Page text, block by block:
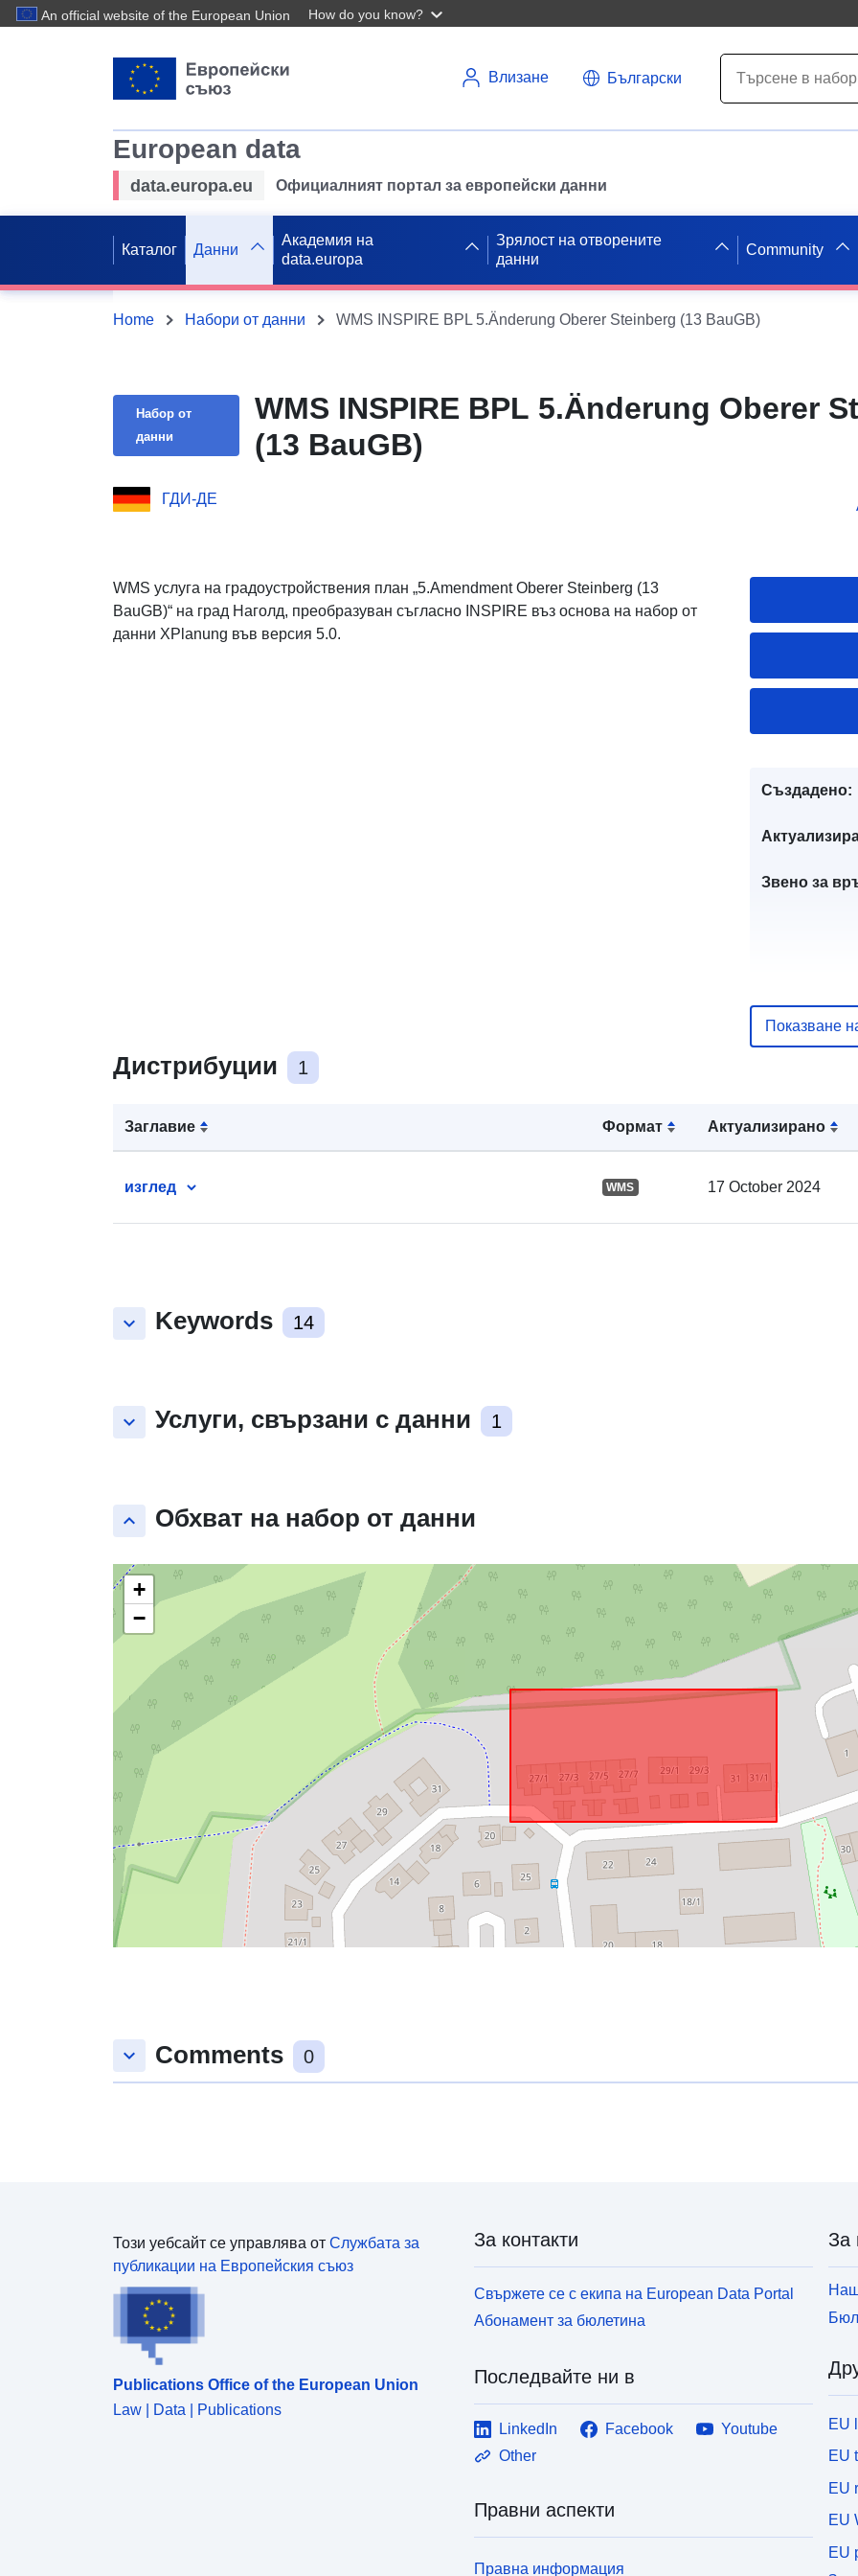
An official website of the European Union How do you know?
Влизане Български
European data
data.europa.eu Официалният портал за европейски данни
Каталог Данни
Академия на
data.europa
Зрялост на отворените
данни
Community
Home Набори от данни WMS INSPIRE BPL 5.Änderung Oberer Steinberg (13 BauGB)
Набор от
данни
WMS INSPIRE BPL 5.Änderung Oberer
(13 BauGB)
ГДИ-ДЕ
WMS услуга на градоустройствения план „5.Amendment Oberer Steinberg (13
BauGB)“ на град Наголд, преобразуван съгласно INSPIRE въз основа на набор от
данни XPlanung във версия 5.0.
Дистрибуции 1
Заглавие Формат Актуализирано
изглед WMS 17 October 2024
keyboard_arrow_down Keywords 14
keyboard_arrow_down Услуги, свързани с данни 1
keyboard_arrow_up Обхват на набор от данни
+
−
Създадено:
Звено за
Каталожен
:
Показване
keyboard_arrow_down Comments 0
Този уебсайт се управлява от Службата за
публикации на Европейския съюз
Publications Office of the European Union
Law | Data | Publications
За контакти
Свържете се с екипа на European Data Portal
Абонамент за бюлетина
Последвайте ни в
LinkedIn Facebook
Youtube
Other
Правни аспекти
Правна информация
За
EU
EU
EU
EU
EU